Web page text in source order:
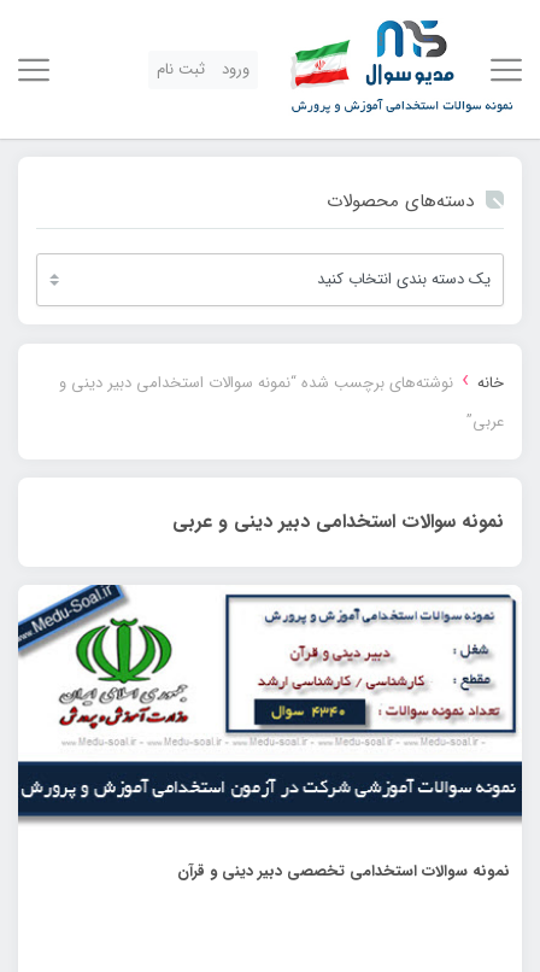
ورود ثبت نام
دسته‌های محصولات
خانه › نوشته‌های برچسب شده “نمونه سوالات استخدامی دبیر دینی و
عربی”
نمونه سوالات استخدامی دبیر دینی و عربی
نمونه سوالات استخدامی تخصصی دبیر دینی و قرآن